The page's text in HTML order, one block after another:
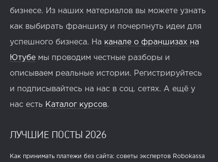
бизнесе. Из наших материалов вы можете узнать
как выбирать франшизу и почерпнуть идеи для
успешного бизнеса. На канале о франшизах на
Ютубе мы проводим честные разборы и
описываем реальные истории. Регистрируйтесь
и подписывайтесь на нас в соц. сетях. А ещё у
нас есть Каталог курсов.
ЛУЧШИЕ ПОСТЫ 2026
Как принимать платежи без сайта: советы экспертов Robokassa